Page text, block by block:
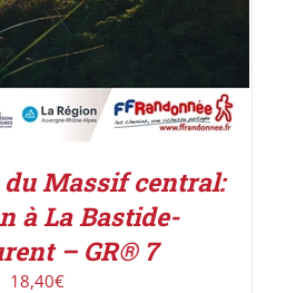
du Massif central:
à La Bastide-
– GR® 7
18,40€